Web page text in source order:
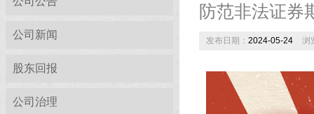
公司新闻
股东回报
公司治理
防范非法证
发布日期： 2024-05-24 浏